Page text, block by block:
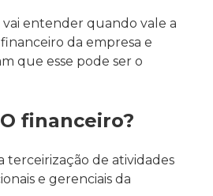
vai entender quando vale a
da empresa e
que esse pode ser o
financeiro?
terceirização de atividades
e gerenciais da